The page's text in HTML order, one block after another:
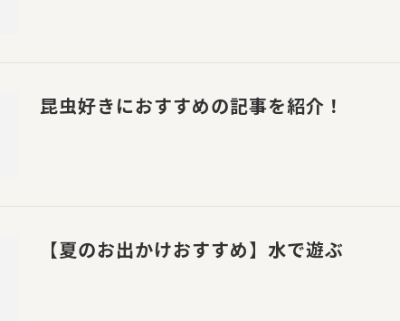
昆虫好きにおすすめの記事を紹介！
【夏のお出かけおすすめ】水で遊ぶ